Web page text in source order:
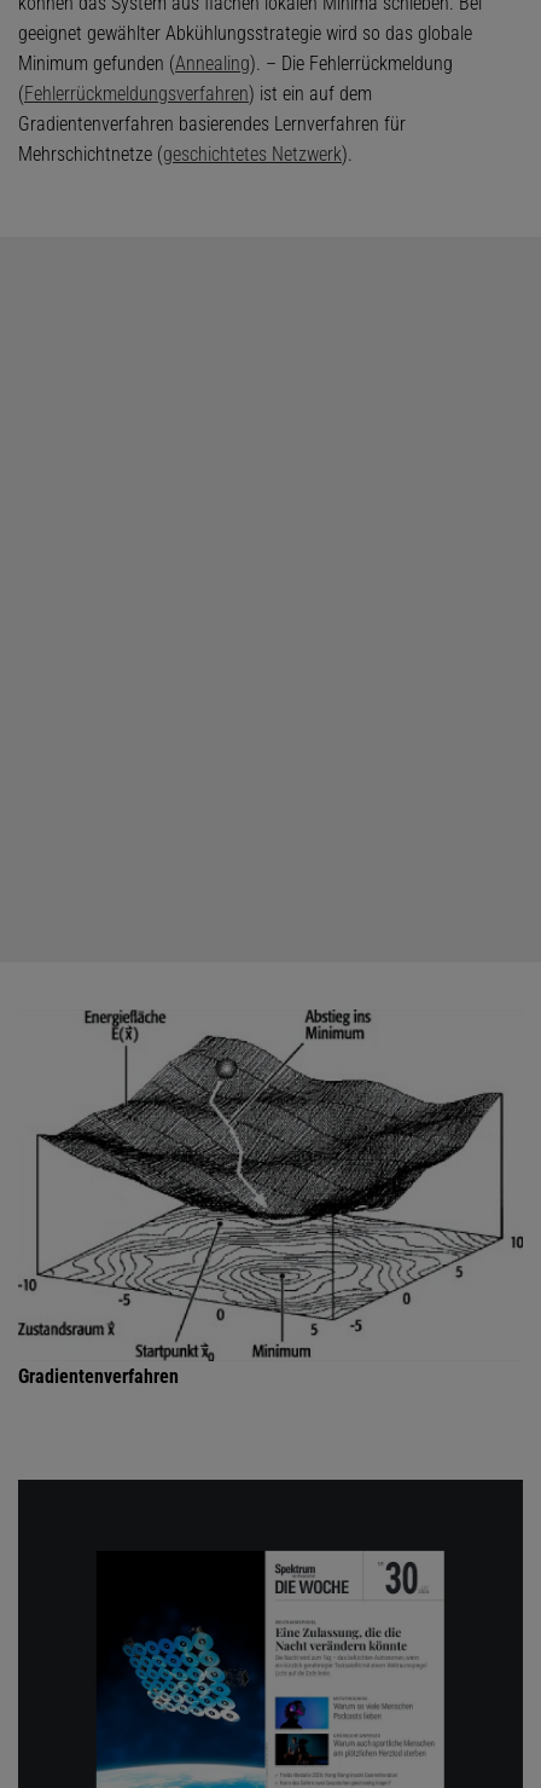
geeignet gewählter Abkühlungsstrategie wird so das globale
Minimum gefunden (Annealing). – Die Fehlerrückmeldung
(Fehlerrückmeldungsverfahren) ist ein auf dem
Gradientenverfahren basierendes Lernverfahren für
Mehrschichtnetze (geschichtetes Netzwerk).
Gradientenverfahren